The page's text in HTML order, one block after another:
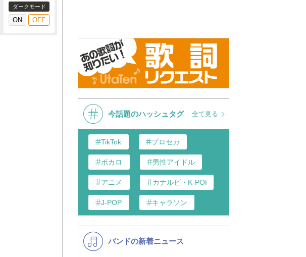
ダークモード
今話題のハッシュタグ 全て見る
TikTok プロセカ
ボカロ 男性アイドル
アニメ カナルビ・K-POP和訳
J-POP キャラソン
K-POP バンド
バンドの新着ニュース